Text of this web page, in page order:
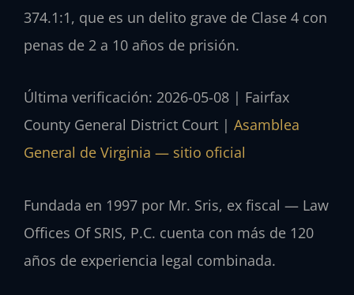
374.1:1, que es un delito grave de Clase 4 con
penas de 2 a 10 años de prisión.
Última verificación: 2026-05-08 | Fairfax
County General District Court | Asamblea
General de Virginia — sitio oficial
Fundada en 1997 por Mr. Sris, ex fiscal — Law
Offices Of SRIS, P.C. cuenta con más de 120
años de experiencia legal combinada.